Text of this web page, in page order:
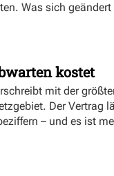
Was sich
kostet
mit der
Der Vertrag
– und es ist